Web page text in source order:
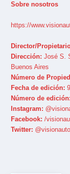
Sobre nosotros
https://
Director/
Dirección: José S.
Buenos Aires
Número de
Fecha de edición:
Número de edición:
Instagram:
Facebook: /
Twitter: